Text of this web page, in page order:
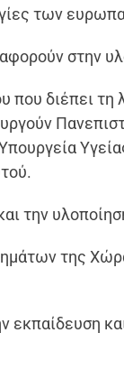
των
στην
που διέπει
την
της